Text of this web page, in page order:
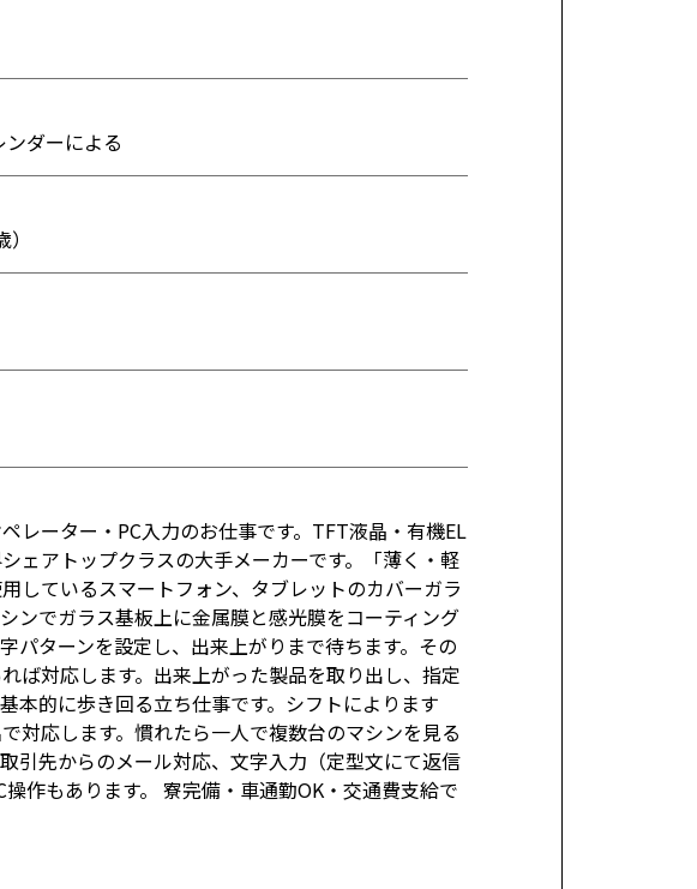
ダーによる
レーター・PC入力のお仕事です。TFT液晶・有機EL
ェアトップクラスの大手メーカーです。「薄く・軽
しているスマートフォン、タブレットのカバーガラ
ンでガラス基板上に金属膜と感光膜をコーティング
パターンを設定し、出来上がりまで待ちます。その
ば対応します。出来上がった製品を取り出し、指定
本的に歩き回る立ち仕事です。シフトによります
対応します。慣れたら一人で複数台のマシンを見る
引先からのメール対応、文字入力（定型文にて返信
作もあります。 寮完備・車通勤OK・交通費支給で